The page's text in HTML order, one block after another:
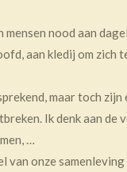
nood aan
aan kledij om zich
maar toch zijn
Ik denk aan de
…
van onze